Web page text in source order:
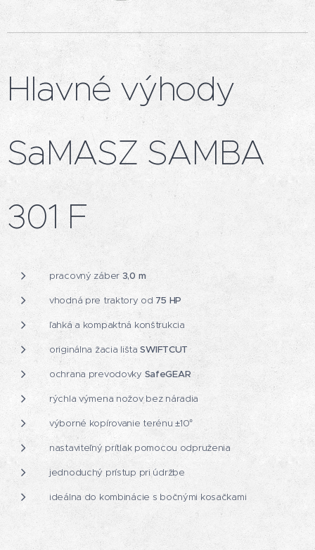
Hlavné výhody
SaMASZ SAMBA
301 F
pracovný záber 3,0 m
vhodná pre traktory od 75 HP
ľahká a kompaktná konštrukcia
originálna žacia lištaSWIFTCUT
ochrana prevodovky SafeGEAR
rýchla výmena nožov bez náradia
výborné kopírovanie terénu ±10°
nastaviteľný prítlak pomocou odpruženia
jednoduchý prístup pri údržbe
ideálna do kombinácie s bočnými kosačkami